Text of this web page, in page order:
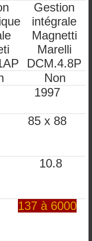
Gestion
intégrale
Magnetti
Marelli
DCM.4.8P
Non
1997
85 x 88
10.8
137 à 6000